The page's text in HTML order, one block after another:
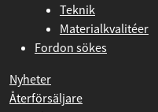
Teknik
Materialkvalitéer
Fordon sökes
Nyheter
Återförsäljare